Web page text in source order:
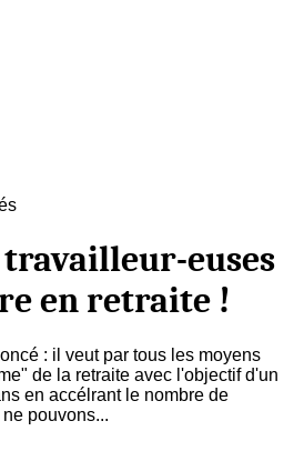
euses
en retraite !
: il veut par tous les moyens
de la retraite avec l'objectif d'un
en accélrant le nombre de
pouvons...